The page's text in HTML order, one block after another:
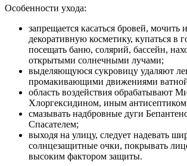
Особенности ухода:
запрещается касаться бровей, мочить
декоративную косметику, купаться в
посещать баню, солярий, бассейн,
открытыми солнечными лучами;
выделяющуюся сукровицу удаляют
промакивающими движениями
область воздействия обрабатывают
Хлоргексидином, иным
смазывать надбровные дуги
Спасателем;
выходя на улицу, следует надевать
солнцезащитные очки, покрывать
высоким фактором защиты.